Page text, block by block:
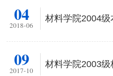
04
2018-06
材料学院2004
09
2017-10
材料学院2003级